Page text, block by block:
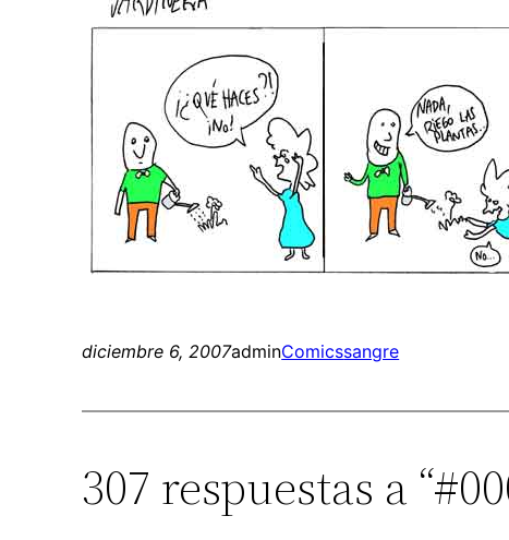
diciembre 6, 2007adminComicssangre
307 respuestas a